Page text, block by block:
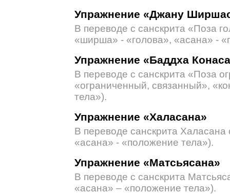
Упражнение «Джану
В переводе с санскрита «Поза
«ширша» - «голова», «асана» -
Упражнение «Баддха
В переводе с санскрита «Поза
«ограниченный, связанный»,
тела»).
Упражнение «Халасана»
В переводе санскрита Халасана
«асана» - «положение тела»).
Упражнение «Матсьясана»
В переводе с санскрита
«асана» – «положение тела»).